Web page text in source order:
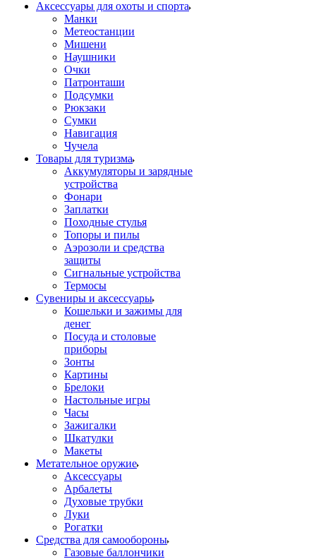
Аксессуары для охоты и спорта
Манки
Метеостанции
Мишени
Наушники
Очки
Патронташи
Подсумки
Рюкзаки
Сумки
Навигация
Чучела
Товары для туризма
Аккумуляторы и зарядные
устройства
Фонари
Заплатки
Походные стулья
Топоры и пилы
Аэрозоли и средства
защиты
Сигнальные устройства
Термосы
Сувениры и аксессуары
Кошельки и зажимы для
денег
Посуда и столовые
приборы
Зонты
Картины
Брелоки
Настольные игры
Часы
Зажигалки
Шкатулки
Макеты
Метательное оружие
Аксессуары
Арбалеты
Духовые трубки
Луки
Рогатки
Средства для самообороны
Газовые баллончики